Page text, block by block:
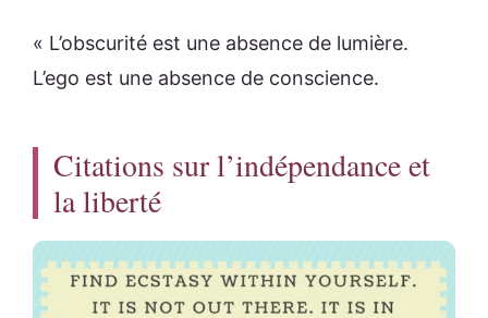
« L’obscurité est une absence de lumière.
L’ego est une absence de conscience.
Citations sur l’indépendance et
la liberté